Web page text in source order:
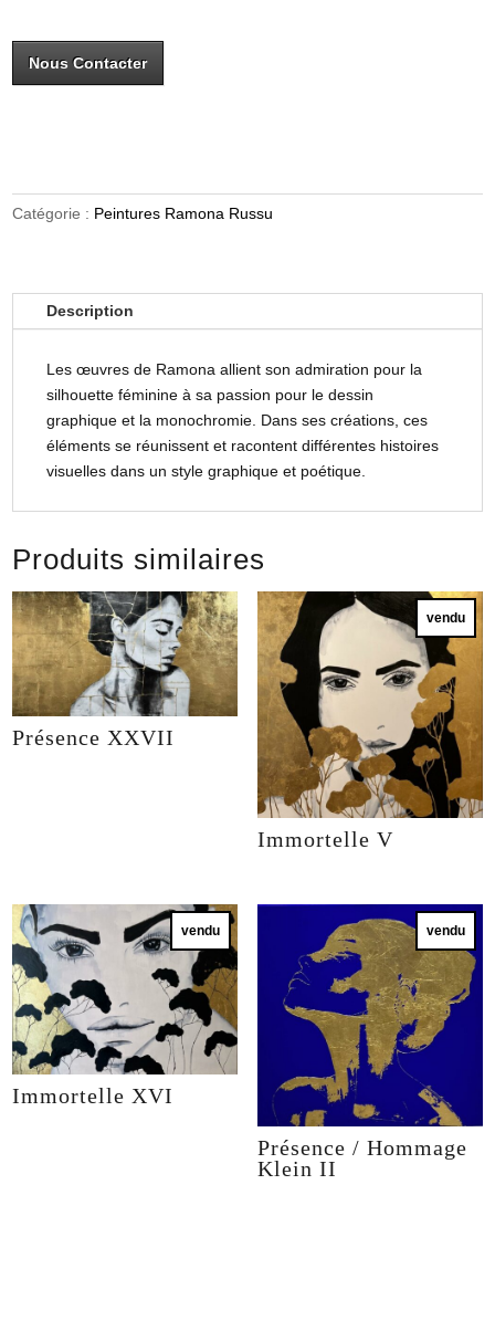
Nous Contacter
Catégorie : Peintures Ramona Russu
Description
Les œuvres de Ramona allient son admiration pour la
silhouette féminine à sa passion pour le dessin
graphique et la monochromie. Dans ses créations, ces
éléments se réunissent et racontent différentes histoires
visuelles dans un style graphique et poétique.
Produits similaires
Présence XXVII
vendu
Immortelle V
vendu
Immortelle XVI
vendu
Présence / Hommage
Klein II